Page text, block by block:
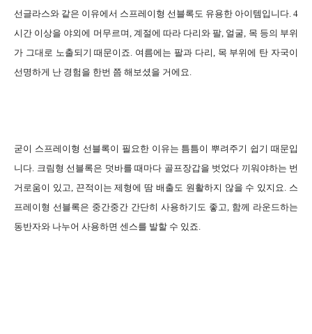
선글라스와 같은 이유에서 스프레이형 선블록도 유용한 아이템입니다. 4
시간 이상을 야외에 머무르며, 계절에 따라 다리와 팔, 얼굴, 목 등의 부위
가 그대로 노출되기 때문이죠. 여름에는 팔과 다리, 목 부위에 탄 자국이
선명하게 난 경험을 한번 쯤 해보셨을 거에요.
굳이 스프레이형 선블록이 필요한 이유는 틈틈이 뿌려주기 쉽기 때문입
니다. 크림형 선블록은 덧바를 때마다 골프장갑을 벗었다 끼워야하는 번
거로움이 있고, 끈적이는 제형에 땀 배출도 원활하지 않을 수 있지요. 스
프레이형 선블록은 중간중간 간단히 사용하기도 좋고, 함께 라운드하는
동반자와 나누어 사용하면 센스를 발할 수 있죠.